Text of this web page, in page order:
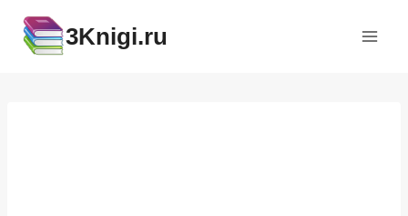
содержимому
3Knigi.ru